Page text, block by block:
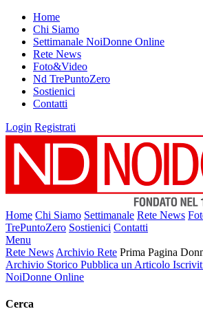
Home
Chi Siamo
Settimanale NoiDonne Online
Rete News
Foto&Video
Nd TrePuntoZero
Sostienici
Contatti
Login Registrati
Home Chi Siamo Settimanale Rete News
TrePuntoZero Sostienici Contatti
Menu
Rete News Archivio Rete Prima Pagina
Archivio Storico Pubblica un Articolo
NoiDonne Online
Cerca